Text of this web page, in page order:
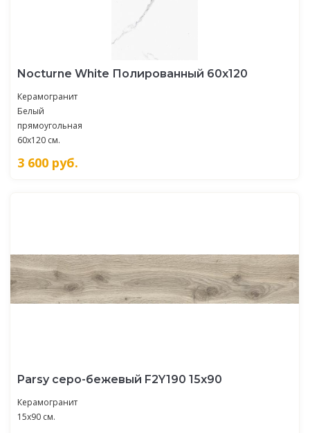
Nocturne White Полированный 60х120
Керамогранит
Белый
прямоугольная
60x120 см.
3 600 руб.
Parsy серо-бежевый F2Y190 15х90
Керамогранит
15x90 см.